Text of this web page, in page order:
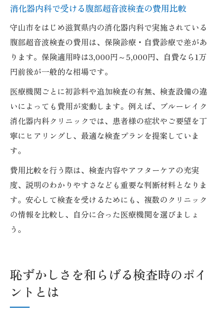
消化器内科で受ける腹部超音波検査の費用比較
守山市をはじめ滋賀県内の消化器内科で実施されている
腹部超音波検査の費用は、保険診療・自費診療で差があ
ります。保険適用時は3,000円～5,000円、自費なら1万
円前後が一般的な相場です。
医療機関ごとに初診料や追加検査の有無、検査設備の違
いによっても費用が変動します。例えば、ブルーレイク
消化器内科クリニックでは、患者様の症状やご要望を丁
寧にヒアリングし、最適な検査プランを提案していま
す。
費用比較を行う際は、検査内容やアフターケアの充実
度、説明のわかりやすさなども重要な判断材料となりま
す。安心して検査を受けるためにも、複数のクリニック
の情報を比較し、自分に合った医療機関を選びましょ
う。
恥ずかしさを和らげる検査時のポイ
ントとは